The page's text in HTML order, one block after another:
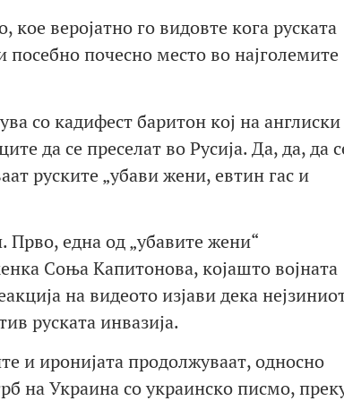
веројатно го видовте кога руската
почесно место во најголемите
со кадифест баритон кој на англиски
да се преселат во Русија. Да, да, да
руските „убави жени, евтин гас и
една од „убавите жени“
Соња Капитонова, којашто војната
на видеото изјави дека
руската инвазија.
и иронијата продолжуваат, односно
на Украина со украинско писмо,